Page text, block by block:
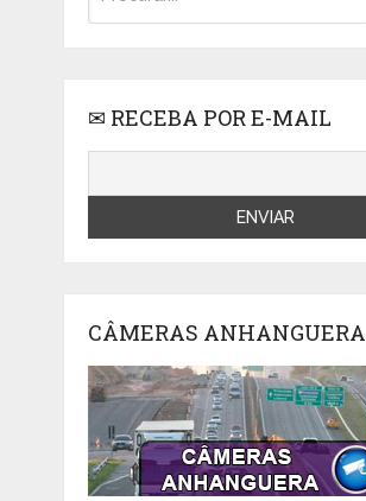
✉ RECEBA POR E-MAIL
CÂMERAS ANHANGUERA